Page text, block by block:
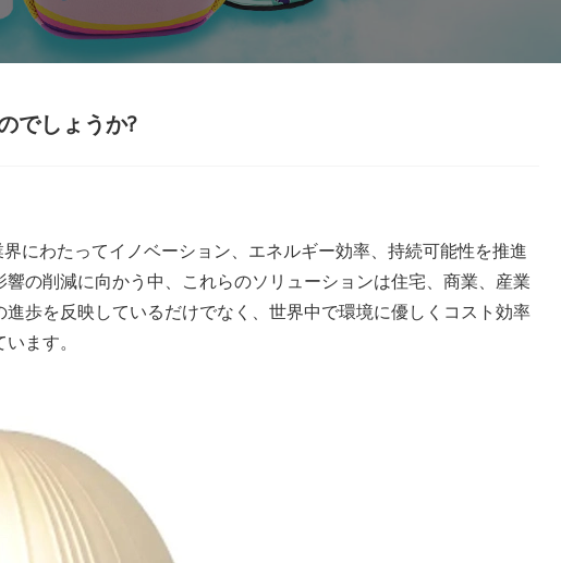
でしょうか?
にわたってイノベーション、エネルギー効率、持続可能性を推進
の削減に向かう中、これらのソリューションは住宅、商業、産業
歩を反映しているだけでなく、世界中で環境に優しくコスト効率
ます。